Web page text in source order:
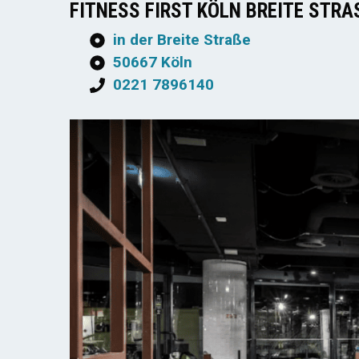
FITNESS FIRST KÖLN BREITE
in der Breite Straße
50667 Köln
0221 7896140